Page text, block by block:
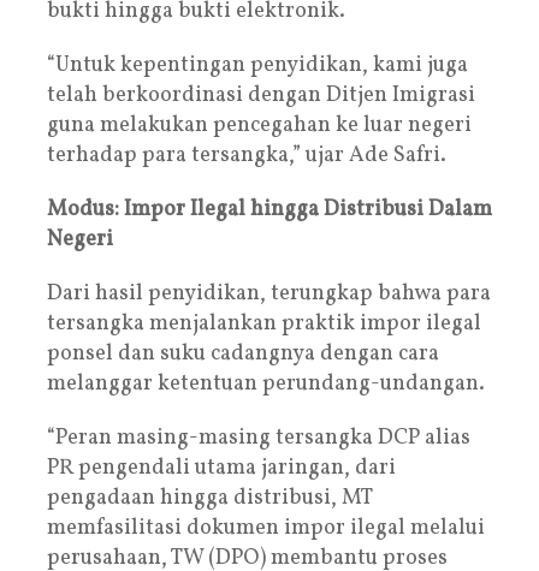
bukti hingga bukti elektronik.
“Untuk kepentingan penyidikan, kami juga
telah berkoordinasi dengan Ditjen Imigrasi
guna melakukan pencegahan ke luar negeri
terhadap para tersangka,” ujar Ade Safri.
Modus: Impor Ilegal hingga Distribusi Dalam
Negeri
Dari hasil penyidikan, terungkap bahwa para
tersangka menjalankan praktik impor ilegal
ponsel dan suku cadangnya dengan cara
melanggar ketentuan perundang-undangan.
“Peran masing-masing tersangka DCP alias
PR pengendali utama jaringan, dari
pengadaan hingga distribusi, MT
memfasilitasi dokumen impor ilegal melalui
perusahaan, TW (DPO) membantu proses